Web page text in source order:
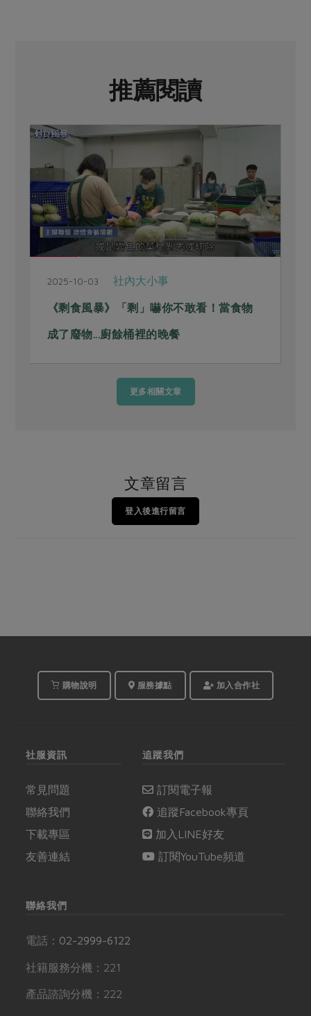
推薦閱讀
2025-10-03 社內大小事
《剩食風暴》「剩」嚇你不敢看！當食物
成了廢物...廚餘桶裡的晚餐
更多相關文章
文章留言
登入後進行留言
購物說明 服務據點 加入合作社
社服資訊
常見問題
聯絡我們
下載專區
友善連結
追蹤我們
訂閱電子報
追蹤Facebook專頁
加入LINE好友
訂閱YouTube頻道
聯絡我們
電話： 02-2999-6122
社籍服務分機：221
產品諮詢分機：222